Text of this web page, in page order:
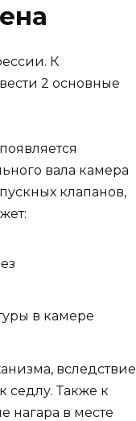
К
2 основные
вала камера
клапанов,
в камере
вследствие
седлу. Также к
нагара в месте